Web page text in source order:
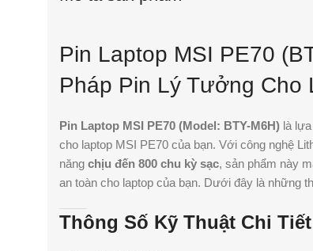
Pin Laptop MSI PE70
Pháp Pin Lý Tưởng Cho
Pin Laptop MSI PE70 (Model: BTY-M6H) là
cho laptop MSI PE70 của bạn. Với công nghệ
năng chịu đến 800 chu kỳ sạc, sản phẩm này
an toàn cho laptop của bạn. Dưới đây là những
Thông Số Kỹ Thuật Chi Tiết